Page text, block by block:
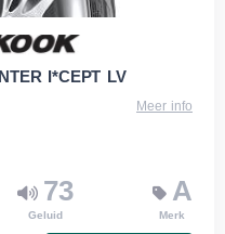
I*CEPT LV
Meer info
73
Geluid
A
Merk